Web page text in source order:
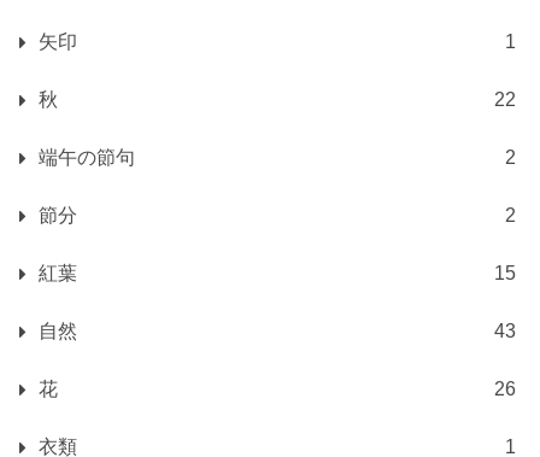
矢印 1
秋 22
端午の節句 2
節分 2
紅葉 15
自然 43
花 26
衣類 1